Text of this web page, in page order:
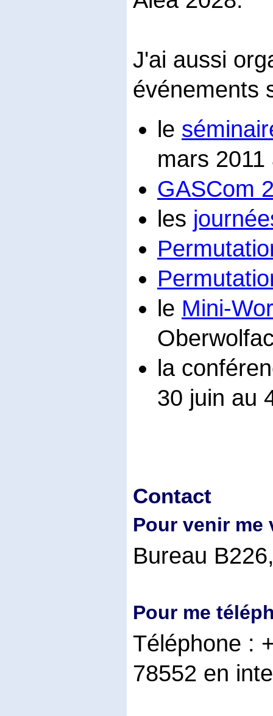
J'ai aussi
événements
le
mars
GASCom
les
le Mini-
la
30 juin au
Contact
Pour venir me
Bureau
Pour me
Téléphone :
78552 en